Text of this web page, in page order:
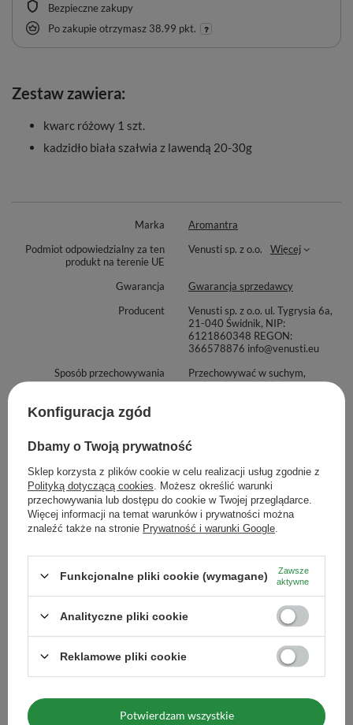
Bezpieczne zakupy
Po zakupie otrzymasz 38.99 pkt.
Zestaw zawiera:
kwarc różowy 1 szt.
kadzidło biała szałwia z lawendą 20-30g
Marka
Aromantra
Podmiot odpowiedzialny za ten
produkt na terenie UE
Venusti sp. z o.o. Więcej
Gwarancja
Gwarancja sprzedawcy
Producent
Venusti sp. z o.o. ul. Tygrysia 6a,
21-040 Świdnik, NIP:
6121860348 REGON:
366578876 info@venusti.eu
Sposób przechowywania
Przechowywać w suchym,
zaciemnionym i chłodnym
Zasady bezpieczeństwa
stabilnej, ognioodpornej
łatwopalnych. Nigdy nie zostawiaj
bez nadzoru, niedotykaj płomieni,
iskrzących resztek i popiołu. Gaś
zimną wodą.
Chronić przed dziećmi.
Maksymalna ilość towaru w
1000
Zobacz również
Cytryn (surowy
(260,00 zł / kg)
Konfiguracja zgód
Dbamy o Twoją prywatność
Sklep korzysta z plików cookie w celu realizacji usług zgodnie z
Polityką dotyczącą cookies . Możesz określić warunki
przechowywania lub dostępu do cookie w Twojej przeglądarce.
Więcej informacji na temat warunków i prywatności można
znaleźć także na stronie Prywatność i warunki Google
Funkcjonalne pliki cookie (wymagane) Zawsze
aktywne
Analityczne pliki cookie
Reklamowe pliki cookie
Potwierdzam wszystkie